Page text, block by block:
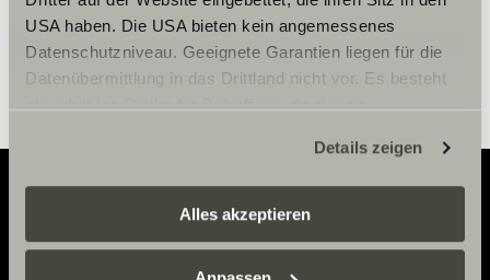
USA haben. Die USA bieten kein angemessenes
Datenschutzniveau. Geeignete Garantien liegen für die
Datenübermittlung in das Drittland nicht vor. Es besteht
zustehen. Eingesetzte Dienstleister können Daten für
eigene Zwecke verarbeiten und mit anderen Daten
zusammenführen. Weitere Informationen finden Sie hier:
Datenschutzerklärung
Details zeigen
Alles akzeptieren
Adventure